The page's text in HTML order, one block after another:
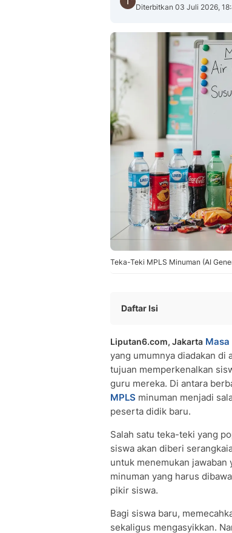
Diterbitkan 03 Juli 2026,
Teka-Teki MPLS Minuman (AI
Daftar Isi
Kumpulan 85+ Teka-Teki
• Teka-Teki Air dan Air
• Teka-Teki Minuman
• Teka-Teki Teh dan Kopi
• Teka-Teki Susu dan Jus
Jenis Permainan Kata
Tips Jitu Memecahkan
Manfaat Edukatif Teka-
Pertanyaan dan Jawaban
• Apa yang dimaksud
• Apakah setiap teka-teki
Liputan6.com, Jakarta
yang umumnya diadakan di
tujuan memperkenalkan
guru mereka. Di antara
MPLS minuman menjadi
peserta didik baru.
Salah satu teka-teki yang
siswa akan diberi
untuk menemukan
minuman yang harus
pikir siswa.
Bagi siswa baru,
sekaligus mengasyikkan.